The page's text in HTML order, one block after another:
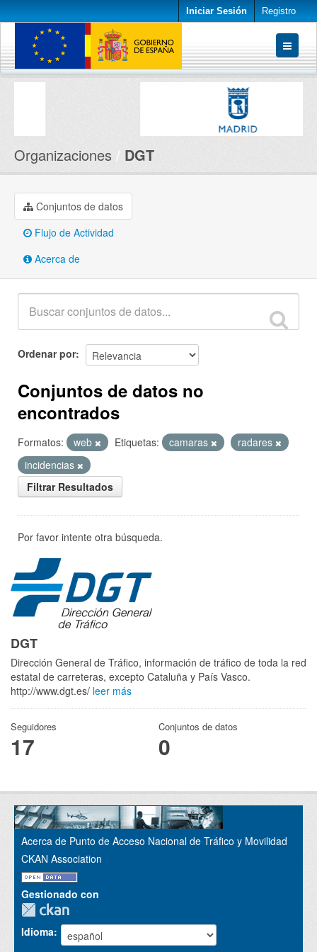
Iniciar Sesión Registro
Conjuntos de datos
Organizaciones DGT
Conjuntos de datos
Flujo de Actividad
Acerca de
Ordenar por
Conjuntos de datos no
encontrados
Formatos: web Etiquetas: camaras
radares
incidencias
Filtrar Resultados
Por favor intente otra búsqueda.
DGT
Dirección General de Tráfico, información de tráfico de toda la red
estatal de carreteras, excepto Cataluña y País Vasco.
http://www.dgt.es/ leer más
Seguidores
17
Conjuntos de datos
0
Acerca de Punto de Acceso Nacional de Tráfico y Movilidad
CKAN Association
Gestionado con
Idioma